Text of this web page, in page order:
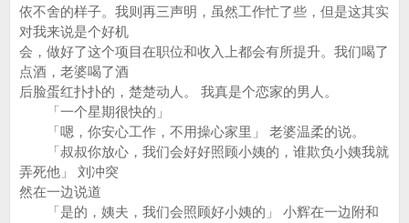
依不舍的样子。我则再三声明，虽然工作忙了些，但是这其实
对我来说是个好机
会，做好了这个项目在职位和收入上都会有所提升。我们喝了
点酒，老婆喝了酒
后脸蛋红扑扑的，楚楚动人。 我真是个恋家的男人。
「一个星期很快的」
「嗯，你安心工作，不用操心家里」 老婆温柔的说。
「叔叔你放心，我们会好好照顾小姨的，谁欺负小姨我就
弄死他」 刘冲突
然在一边说道
「是的，姨夫，我们会照顾好小姨的」 小辉在一边附和